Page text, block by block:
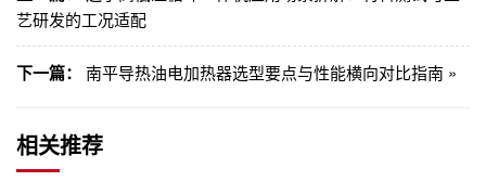
艺研发的工况适配
下一篇： 南平导热油电加热器选型要点与性能横向对比指南 »
相关推荐